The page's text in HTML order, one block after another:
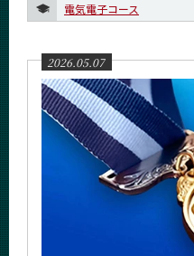
電気電子コース
2026.05.07